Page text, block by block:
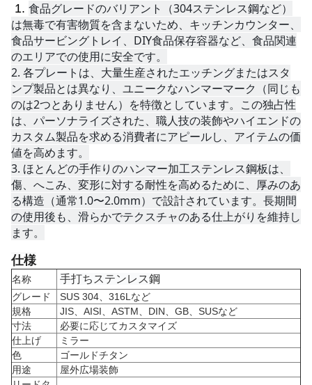
1. 食品グレードのバリアント（304ステンレス鋼など）
は無毒で有害物質を含まないため、キッチンカウンター、
食品サービングトレイ、DIY食品保存容器など、食品関連
のエリアでの使用に安全です。
2. 各プレートは、大量生産されたエッチングまたはスタ
ンプ製品とは異なり、ユニークなハンマーマーク（同じも
のは2つとありません）を特徴としています。この独占性
は、パーソナライズされた、職人技の装飾やハイエンドの
カスタム製品を求める消費者にアピールし、アイテムの価
値を高めます。
3. ほとんどの手作りのハンマー加工ステンレス鋼板は、
傷、へこみ、変形に対する耐性を高めるために、厚みのあ
る構造（通常1.0〜2.0mm）で設計されています。長期間
の使用後も、滑らかでテクスチャのある仕上がりを維持し
ます。
仕様
名称 手打ちステンレス鋼
グレード
SUS 304、316Lなど
規格
JIS、AISI、ASTM、DIN、GB、SUSなど
寸法
必要に応じてカスタマイズ
仕上げ
ミラー
色
ゴールドチタン
用途
屋外広場装飾